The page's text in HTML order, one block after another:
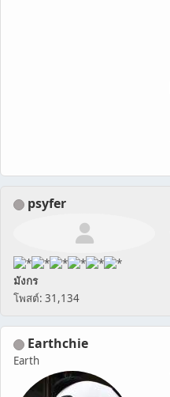
psyfer
มังกร
โพสต์: 31,134
Earthchie
Earth